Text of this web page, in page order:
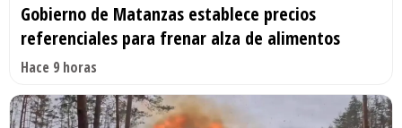
Gobierno de Matanzas establece precios
referenciales para frenar alza de alimentos
Hace 9 horas